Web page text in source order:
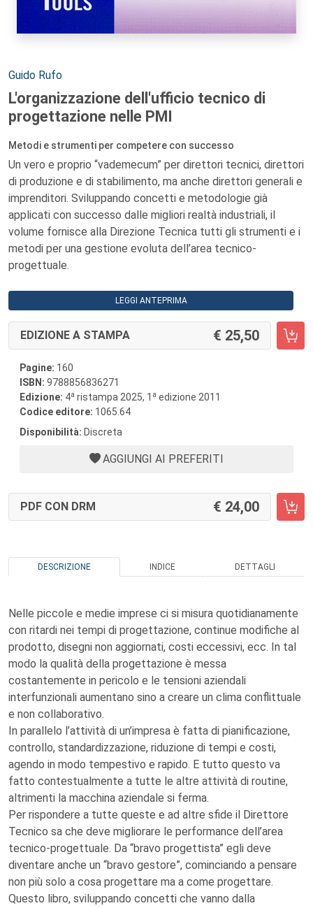
Autori:
Guido Rufo
L'organizzazione dell'ufficio tecnico di
progettazione nelle PMI
Metodi e strumenti per competere con successo
Un vero e proprio “vademecum” per direttori tecnici, direttori
di produzione e di stabilimento, ma anche direttori generali e
imprenditori. Sviluppando concetti e metodologie già
applicati con successo dalle migliori realtà industriali, il
volume fornisce alla Direzione Tecnica tutti gli strumenti e i
metodi per una gestione evoluta dell’area tecnico-
progettuale.
LEGGI ANTEPRIMA
EDIZIONE A STAMPA 25,50
Pagine: 160
ISBN: 9788856836271
Edizione: 4a ristampa 2025, 1 a edizione 2011
Codice editore: 1065.64
Disponibilità: Discreta
AGGIUNGI AI PREFERITI
PDF CON DRM 24,00
DESCRIZIONE INDICE DETTAGLI
Nelle piccole e medie imprese ci si misura quotidianamente
con ritardi nei tempi di progettazione, continue modifiche al
prodotto, disegni non aggiornati, costi eccessivi, ecc. In tal
modo la qualità della progettazione è messa
costantemente in pericolo e le tensioni aziendali
interfunzionali aumentano sino a creare un clima conflittuale
e non collaborativo.
In parallelo l’attività di un’impresa è fatta di pianificazione,
controllo, standardizzazione, riduzione di tempi e costi,
agendo in modo tempestivo e rapido. E tutto questo va
fatto contestualmente a tutte le altre attività di routine,
altrimenti la macchina aziendale si ferma.
Per rispondere a tutte queste e ad altre sfide il Direttore
Tecnico sa che deve migliorare le performance dell’area
tecnico-progettuale. Da “bravo progettista” egli deve
diventare anche un “bravo gestore”, cominciando a pensare
non più solo a cosa progettare ma a come progettare.
Questo libro, sviluppando concetti che vanno dalla